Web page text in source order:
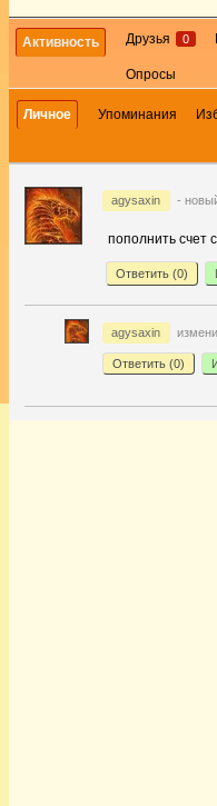
Активность Друзья 0
Опросы
Личное Упоминания
agysaxin -
пополнить счет
Ответить (0)
agysaxin
Ответить (0)